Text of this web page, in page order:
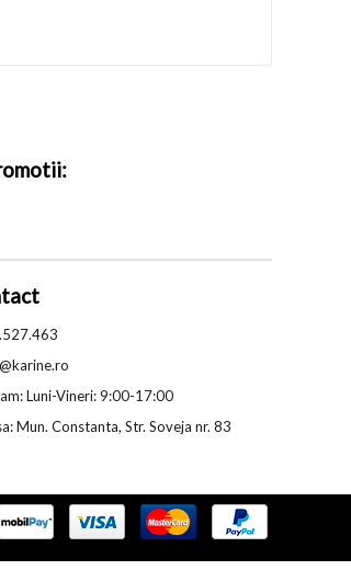
Luni-Vineri: 9:00-17:00
Mun. Constanta, Str. Soveja nr. 83